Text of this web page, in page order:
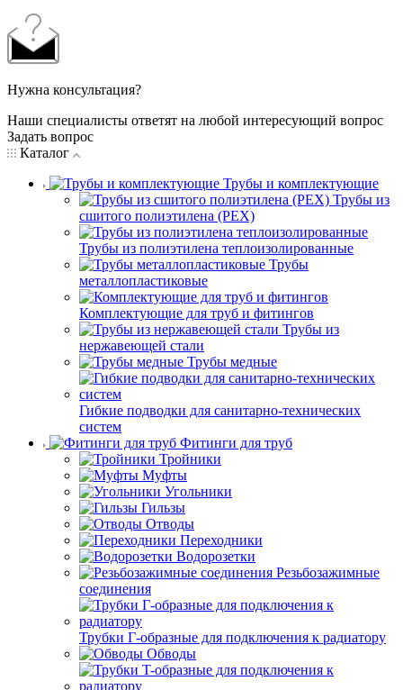
Нужна консультация?
Наши специалисты ответят на любой интересующий вопрос
Задать вопрос
Каталог
Трубы и комплектующие
Трубы из
сшитого полиэтилена (PEX)
Трубы из полиэтилена теплоизолированные
Трубы
металлопластиковые
Комплектующие для труб и фитингов
Трубы из
нержавеющей стали
Трубы медные
Гибкие подводки для санитарно-технических
систем
Фитинги для труб
Тройники
Муфты
Угольники
Гильзы
Отводы
Переходники
Водорозетки
Резьбозажимные
соединения
Трубки Г-образные для подключения к радиатору
Обводы